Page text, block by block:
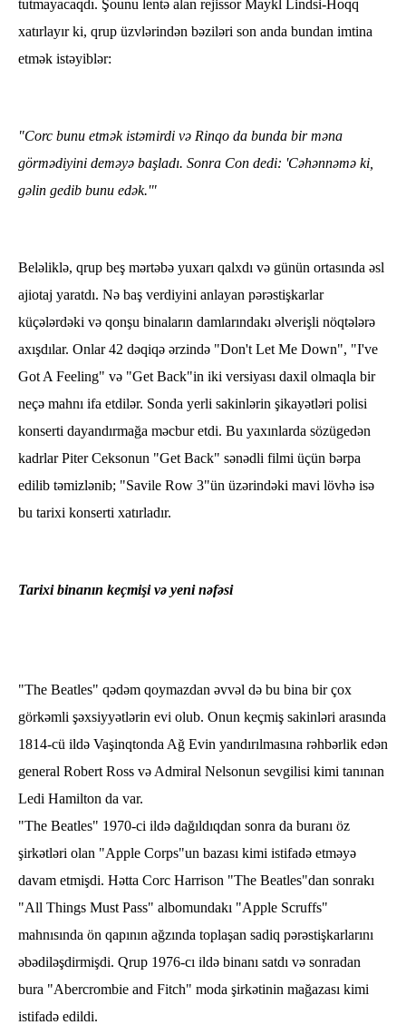
tutmayacaqdı. Şounu lentə alan rejissor Maykl Lindsi-Hoqq
xatırlayır ki, qrup üzvlərindən bəziləri son anda bundan imtina
etmək istəyiblər:
"Corc bunu etmək istəmirdi və Rinqo da bunda bir məna
görmədiyini deməyə başladı. Sonra Con dedi: 'Cəhənnəmə ki,
gəlin gedib bunu edək.'"
Beləliklə, qrup beş mərtəbə yuxarı qalxdı və günün ortasında əsl
ajiotaj yaratdı. Nə baş verdiyini anlayan pərəstişkarlar
küçələrdəki və qonşu binaların damlarındakı əlverişli nöqtələrə
axışdılar. Onlar 42 dəqiqə ərzində "Don't Let Me Down", "I've
Got A Feeling" və "Get Back"in iki versiyası daxil olmaqla bir
neçə mahnı ifa etdilər. Sonda yerli sakinlərin şikayətləri polisi
konserti dayandırmağa məcbur etdi. Bu yaxınlarda sözügedən
kadrlar Piter Ceksonun "Get Back" sənədli filmi üçün bərpa
edilib təmizlənib; "Savile Row 3"ün üzərindəki mavi lövhə isə
bu tarixi konserti xatırladır.
Tarixi binanın keçmişi və yeni nəfəsi
"The Beatles" qədəm qoymazdan əvvəl də bu bina bir çox
görkəmli şəxsiyyətlərin evi olub. Onun keçmiş sakinləri arasında
1814-cü ildə Vaşinqtonda Ağ Evin yandırılmasına rəhbərlik edən
general Robert Ross və Admiral Nelsonun sevgilisi kimi tanınan
Ledi Hamilton da var.
​"The Beatles" 1970-ci ildə dağıldıqdan sonra da buranı öz
şirkətləri olan "Apple Corps"un bazası kimi istifadə etməyə
davam etmişdi. Hətta Corc Harrison "The Beatles"dan sonrakı
"All Things Must Pass" albomundakı "Apple Scruffs"
mahnısında ön qapının ağzında toplaşan sadiq pərəstişkarlarını
əbədiləşdirmişdi. Qrup 1976-cı ildə binanı satdı və sonradan
bura "Abercrombie and Fitch" moda şirkətinin mağazası kimi
istifadə edildi.